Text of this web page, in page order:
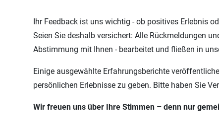
Ihr Feedback ist uns wichtig - ob positives Erlebnis
Seien Sie deshalb versichert: Alle Rückmeldungen
Abstimmung mit Ihnen - bearbeitet und fließen in
Einige ausgewählte Erfahrungsberichte
persönlichen Erlebnisse zu geben. Bitte haben Sie
Wir freuen uns über Ihre Stimmen – denn nur